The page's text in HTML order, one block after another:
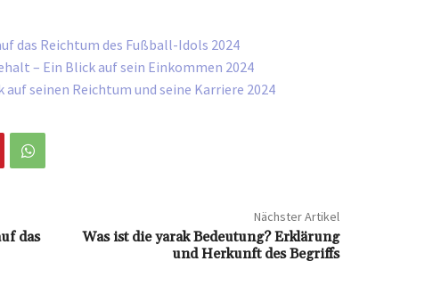
das Reichtum des Fußball-Idols 2024
– Ein Blick auf sein Einkommen 2024
seinen Reichtum und seine Karriere 2024
das
Nächster Artikel
Was ist die yarak Bedeutung? Erklärung
und Herkunft des Begriffs